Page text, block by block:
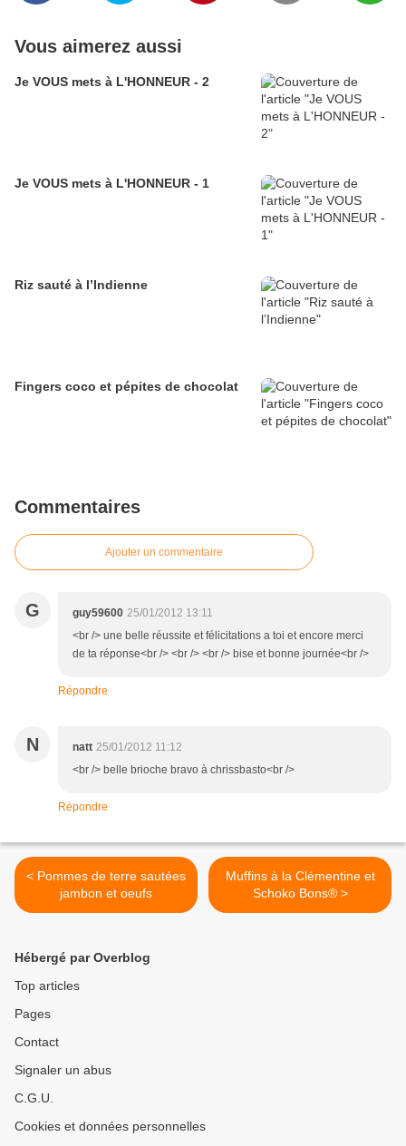
Vous aimerez aussi
Je VOUS mets à L'HONNEUR - 2
Je VOUS mets à L'HONNEUR - 1
Riz sauté à l’Indienne
Fingers coco et pépites de chocolat
Commentaires
Ajouter un commentaire
G guy59600 25/01/2012 13:11
<br /> une belle réussite et félicitations a toi et encore merci
de ta réponse<br /> <br /> <br /> bise et bonne journée<br />
Répondre
N natt 25/01/2012 11:12
<br /> belle brioche bravo à chrissbasto<br />
Répondre
< Pommes de terre sautées
jambon et oeufs
Muffins à la Clémentine et
Schoko Bons® >
Hébergé par Overblog
Top articles
Pages
Contact
Signaler un abus
C.G.U.
Cookies et données personnelles